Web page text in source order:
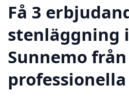
Få 3
stenläggning i
Sunnemo från